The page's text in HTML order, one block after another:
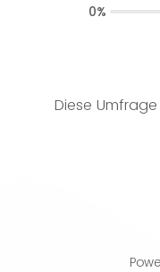
Diese
0%